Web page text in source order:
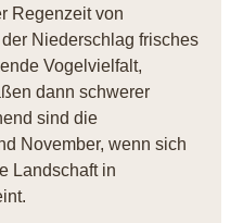
Regenzeit von
Niederschlag frisches
Vogelvielfalt,
dann schwerer
sind die
November, wenn sich
Landschaft in